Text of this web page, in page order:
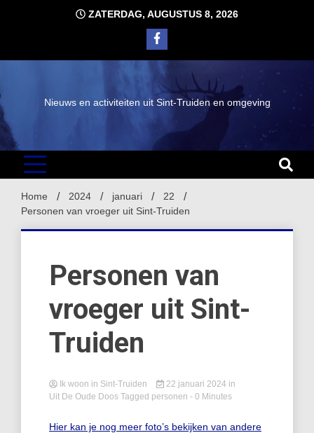
ZATERDAG, AUGUSTUS 8, 2026
Nieuws en activiteiten uit Sint-Truiden en omgeving
Home 2024 januari
22
Personen van vroeger uit Sint-Truiden
Personen van
vroeger uit Sint-
Truiden
Ik woon in Sint-Truiden 22 januari 2024 in
Uit De Oude Doos Tagged personen - 0 Minutes
Hier kan je nog meer foto’s bekijken van andere